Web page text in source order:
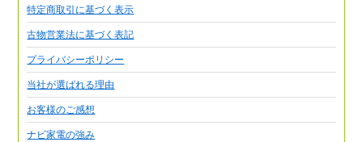
特定商取引に基づく表示
古物営業法に基づく表記
プライバシーポリシー
当社が選ばれる理由
お客様のご感想
ナビ家電の強み